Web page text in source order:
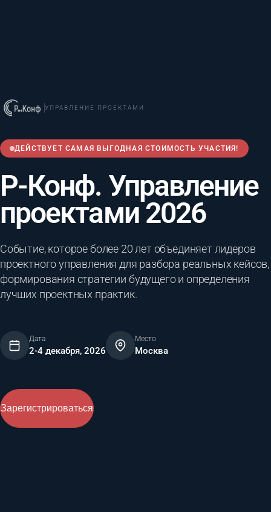
УПРАВЛЕНИЕ ПРОЕКТАМИ
ДЕЙСТВУЕТ САМАЯ ВЫГОДНАЯ СТОИМОСТЬ УЧАСТИЯ!
Р-Конф. Управление
проектами 2026
Событие, которое более 20 лет объединяет лидеров
проектного управления для разбора реальных кейсов,
формирования стратегии будущего и определения
лучших проектных практик.
Дата
2-4 декабря, 2026
Место
Москва
Зарегистрироваться